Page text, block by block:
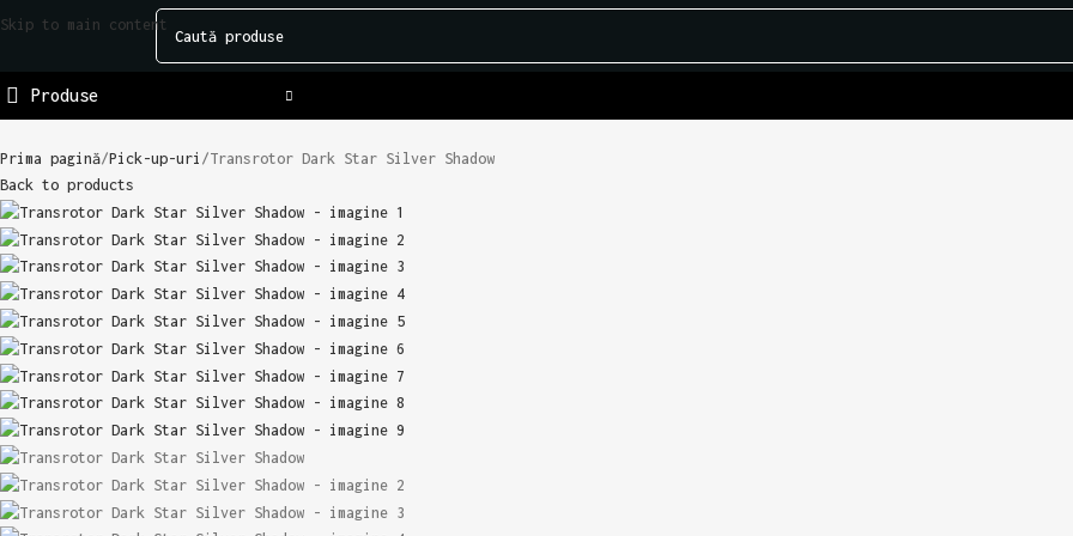
Skip to main content
Produse
Prima pagină Pick-up-uri
Transrotor Dark Star Silver Shadow
Back to products